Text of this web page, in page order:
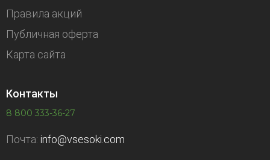
Правила акций
Публичная оферта
Карта сайта
Контакты
8 800 333-36-27
Почта: info@vsesoki.com